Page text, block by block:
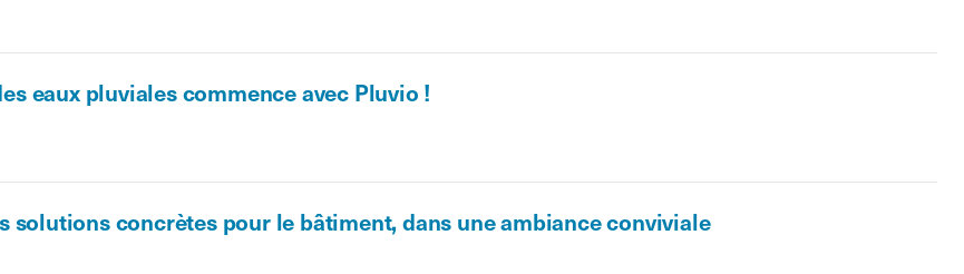
eaux pluviales commence avec Pluvio !
solutions concrètes pour le bâtiment, dans une ambiance conviviale